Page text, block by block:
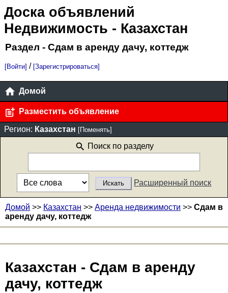
Доска объявлений
Недвижимость - Казахстан
Раздел - Сдам в аренду дачу, коттедж
[Войти] / [Зарегистрироваться]
Домой
Разместить объявление
Регион: Казахстан [Поменять]
Поиск по разделу
Расширенный поиск
Домой >> Казахстан >> Аренда недвижимости >> Сдам в
аренду дачу, коттедж
Казахстан - Сдам в аренду
дачу, коттедж